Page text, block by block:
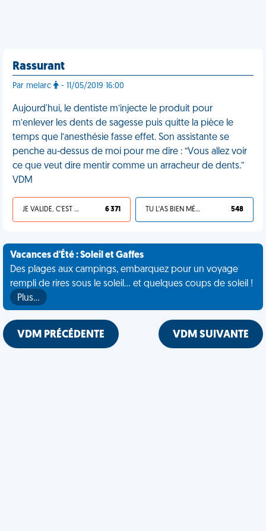
Rassurant
Par melarc - 11/05/2019 16:00
Aujourd'hui, le dentiste m’injecte le produit pour
m’enlever les dents de sagesse puis quitte la pièce le
temps que l’anesthésie fasse effet. Son assistante se
penche au-dessus de moi pour me dire : “Vous allez voir
ce que veut dire mentir comme un arracheur de dents.”
VDM
JE VALIDE, C'EST UNE VDM 6 371 TU L'AS BIEN MÉRITÉ 548
Vacances d'Été : Soleil et Gaffes
Des plages aux campings, embarquez pour un voyage
rempli de rires sous le soleil... et quelques coups de soleil !
Plus…
VDM PRÉCÉDENTE VDM SUIVANTE